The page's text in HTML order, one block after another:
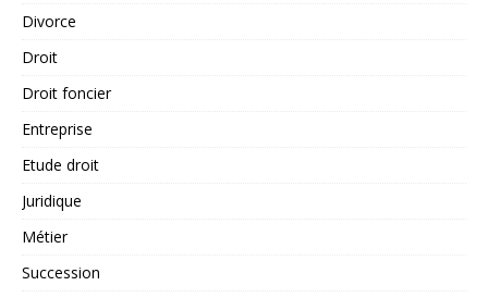
Divorce
Droit
Droit foncier
Entreprise
Etude droit
Juridique
Métier
Succession